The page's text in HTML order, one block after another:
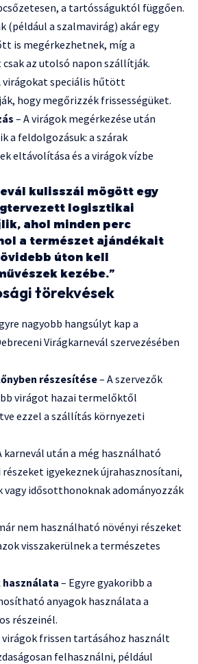
a tartósságuktól függően.
(például a szalmavirág) akár egy
is megérkezhetnek, míg a
az utolsó napon szállítják.
virágokat speciális hűtött
hogy megőrizzék frissességüket.
– A virágok megérkezése után
a feldolgozásuk: a szárak
eltávolítása és a virágok vízbe
kulisszái mögött egy
logisztikai
ahol minden perc
a természet ajándékait
úton kell
kezébe.”
törekvések
nagyobb hangsúlyt kap a
Virágkarnevál szervezésében
részesítése– A szervezők
virágot hazai termelőktől
ezzel a szállítás környezeti
karnevál után a még használható
igyekeznek újrahasznosítani,
vagy idősotthonoknak adományozzák
nem használható növényi részeket
visszakerülnek a természetes
– Egyre gyakoribb a
anyagok használata a
részeinél.
virágok frissen tartásához használt
felhasználni, például